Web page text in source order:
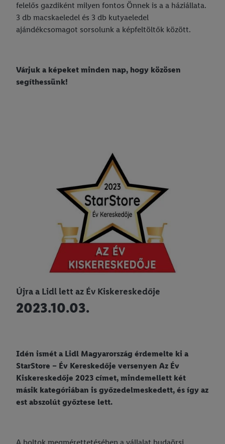
felelős gazdiként milyen fontos Önnek is a a háziállata.
3 db macskaeledel és 3 db kutyaeledel
ajándékcsomagot sorsolunk a képfeltöltők között.
Várjuk a képeket minden nap, hogy közösen
segíthessünk!
Újra a Lidl lett az Év Kiskereskedője
2023.10.03.
Idén ismét a Lidl Magyarország érdemelte ki a
StarStore – Év Kereskedője versenyen Az Év
Kiskereskedője 2023 címet, mindemellett két
másik kategóriában is győzedelmeskedett, és így az
est abszolút győztese lett.